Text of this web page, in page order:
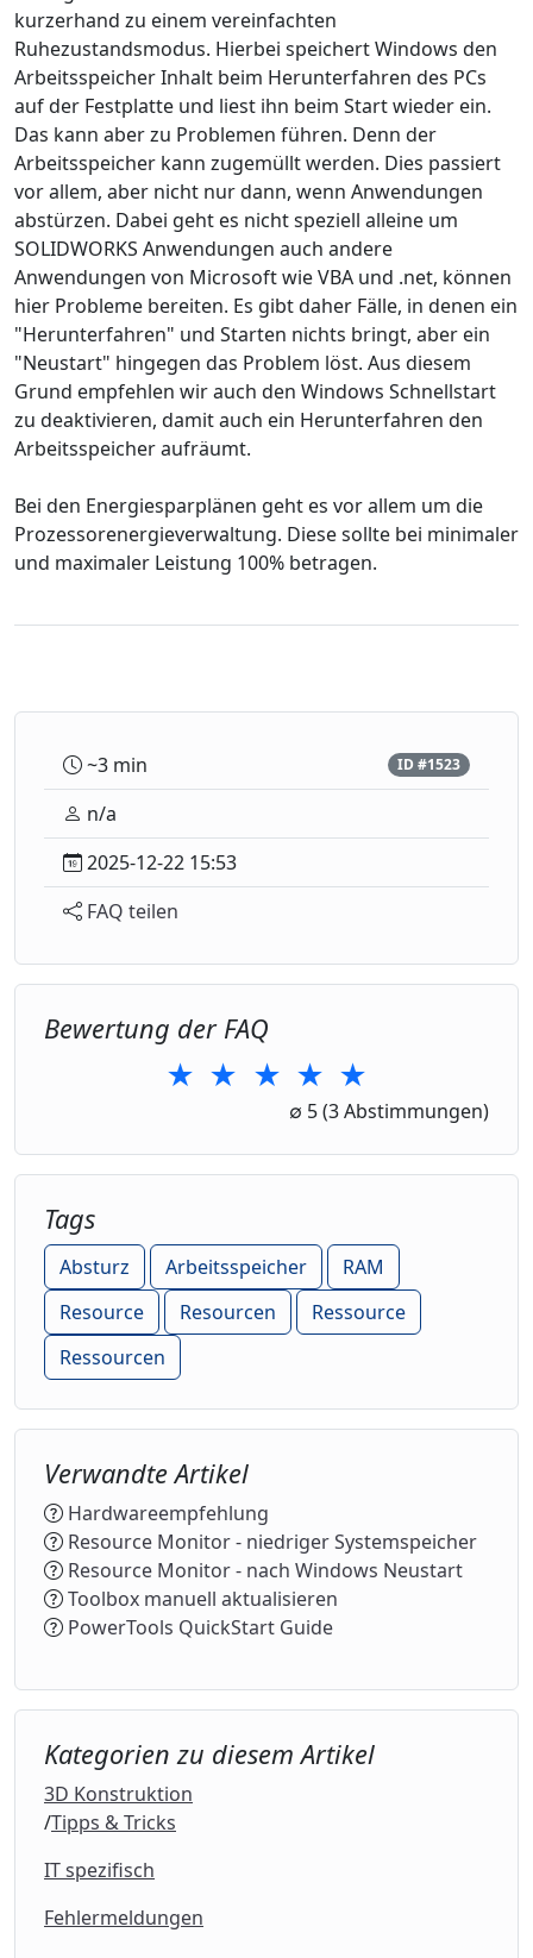
kurzerhand zu einem vereinfachten
Ruhezustandsmodus. Hierbei speichert Windows den
Arbeitsspeicher Inhalt beim Herunterfahren des PCs
auf der Festplatte und liest ihn beim Start wieder ein.
Das kann aber zu Problemen führen. Denn der
Arbeitsspeicher kann zugemüllt werden. Dies passiert
vor allem, aber nicht nur dann, wenn Anwendungen
abstürzen. Dabei geht es nicht speziell alleine um
SOLIDWORKS Anwendungen auch andere
Anwendungen von Microsoft wie VBA und .net, können
hier Probleme bereiten. Es gibt daher Fälle, in denen ein
"Herunterfahren" und Starten nichts bringt, aber ein
"Neustart" hingegen das Problem löst. Aus diesem
Grund empfehlen wir auch den Windows Schnellstart
zu deaktivieren, damit auch ein Herunterfahren den
Arbeitsspeicher aufräumt.
Bei den Energiesparplänen geht es vor allem um die
Prozessorenergieverwaltung. Diese sollte bei minimaler
und maximaler Leistung 100% betragen.
~3 min ID #1523
n/a
2025-12-22 15:53
FAQ teilen
Bewertung der FAQ
★ ★
2 Stars
★
3 Stars
★
4 Stars
★
5 Stars
∅ 5(3 Abstimmungen)
Tags
Absturz Arbeitsspeicher
RAM
Resource
Resourcen
Ressource
Ressourcen
Verwandte Artikel
Hardwareempfehlung
Resource Monitor - niedriger Systemspeicher
Resource Monitor - nach Windows Neustart
Toolbox manuell aktualisieren
PowerTools QuickStart Guide
Kategorien zu diesem Artikel
3D Konstruktion
Tipps & Tricks
IT spezifisch
Fehlermeldungen